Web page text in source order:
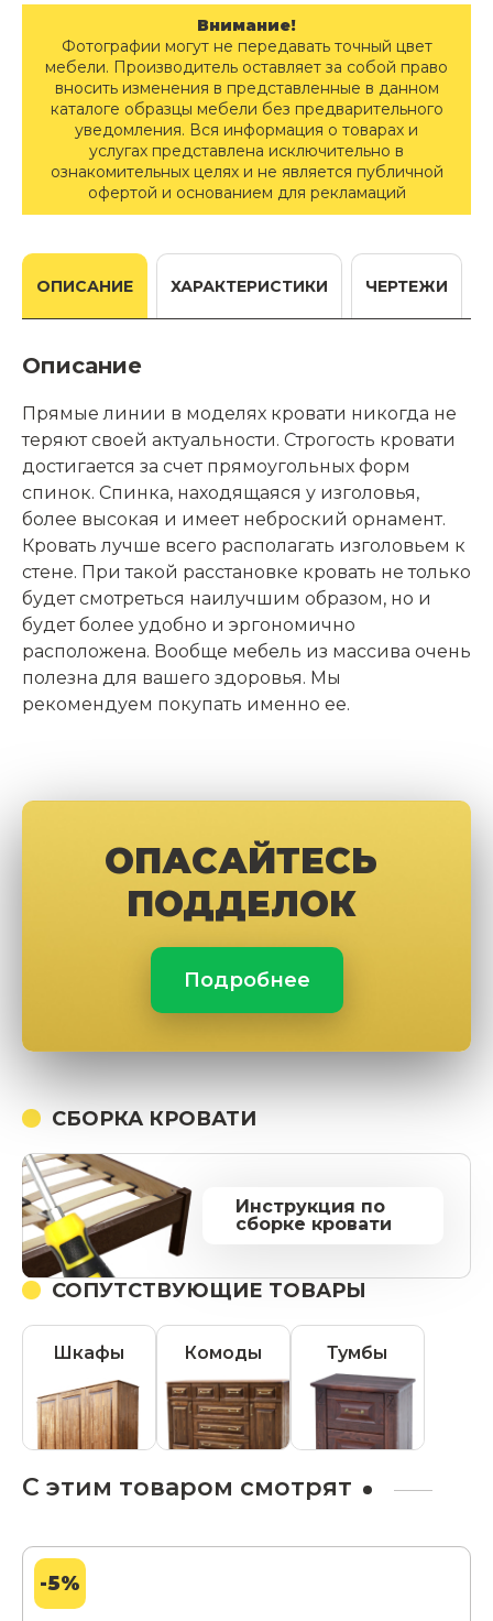
Внимание!
Фотографии могут не передавать точный цвет
мебели. Производитель оставляет за собой право
вносить изменения в представленные в данном
каталоге образцы мебели без предварительного
уведомления. Вся информация о товарах и
услугах представлена исключительно в
ознакомительных целях и не является публичной
офертой и основанием для рекламаций
ОПИСАНИЕ ХАРАКТЕРИСТИКИ ЧЕРТЕЖИ
Описание
Прямые линии в моделях кровати никогда не
теряют своей актуальности. Строгость кровати
достигается за счет прямоугольных форм
спинок. Спинка, находящаяся у изголовья,
более высокая и имеет неброский орнамент.
Кровать лучше всего располагать изголовьем к
стене. При такой расстановке кровать не только
будет смотреться наилучшим образом, но и
будет более удобно и эргономично
расположена. Вообще мебель из массива очень
полезна для вашего здоровья. Мы
рекомендуем покупать именно ее.
ОПАСАЙТЕСЬ
ПОДДЕЛОК
Подробнее
СБОРКА КРОВАТИ
Инструкция по
сборке кровати
СОПУТСТВУЮЩИЕ ТОВАРЫ
Шкафы Комоды Тумбы
С этим товаром смотрят
-5%